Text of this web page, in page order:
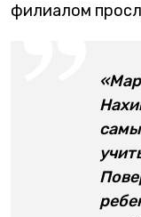
филиалом